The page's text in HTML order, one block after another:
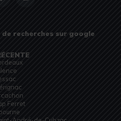
de recherches sur google
Ferret